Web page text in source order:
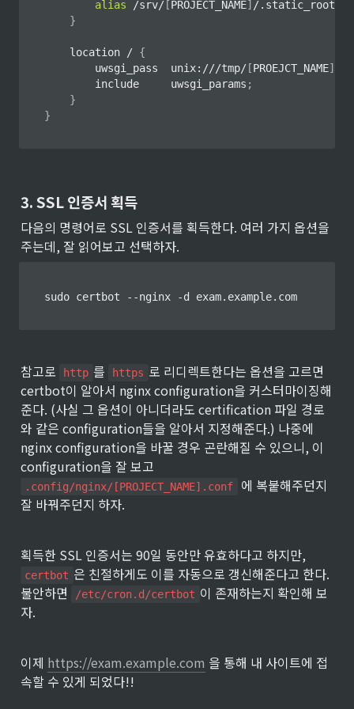
alias /srv/ [PROJECT_NAME] /.static_root/
}
    location /
{
        uwsgi_pass  unix:///tmp/
[PROEJCT_NAME]
        include     uwsgi_params
;
}
}
3. SSL 인증서 획득
다음의 명령어로 SSL 인증서를 획득한다. 여러 가지 옵션을
주는데, 잘 읽어보고 선택하자.
sudo certbot --nginx -d exam.example.com
참고로 http 를 https 로 리디렉트한다는 옵션을 고르면
certbot이 알아서 nginx configuration을 커스터마이징해
준다. (사실 그 옵션이 아니더라도 certification 파일 경로
와 같은 configuration들을 알아서 지정해준다.) 나중에
nginx configuration을 바꿀 경우 곤란해질 수 있으니, 이
.config/nginx/[PROJECT_NAME].conf
에 복붙해주던지
잘 바꿔주던지 하자.
certbot 은 친절하게도 이를 자동으로 갱신해준다고 한다.
불안하면
/etc/cron.d/certbot 이 존재하는지 확인해 보
자.
이제 https://exam.example.com 을 통해 내 사이트에 접
속할 수 있게 되었다!!